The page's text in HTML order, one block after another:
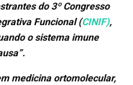
do 3º Congresso
Funcional (CINIF),
o sistema imune
medicina ortomolecular,